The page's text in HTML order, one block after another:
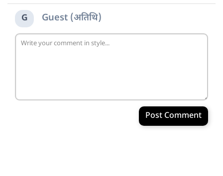
G Guest (अतिथि)
Post Comment